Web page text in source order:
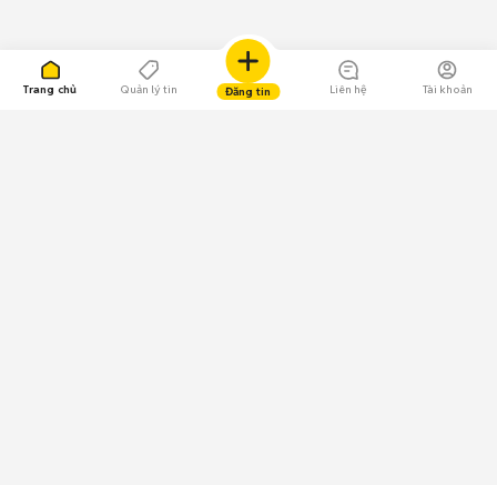
Trang chủ Quản lý tin Đăng tin Liên hệ Tài khoản